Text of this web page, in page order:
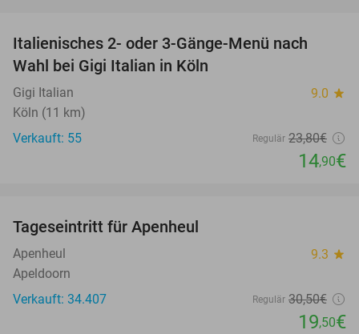
Italienisches 2- oder 3-Gänge-Menü nach
Wahl bei Gigi Italian in Köln
Gigi Italian 9.0 star
Köln (11 km)
Verkauft: 55
Regulär 23,80€
14,90€
Tageseintritt für Apenheul
Apenheul 9.3 star
Apeldoorn
Verkauft: 34.407
Regulär 30,50€
19,50€